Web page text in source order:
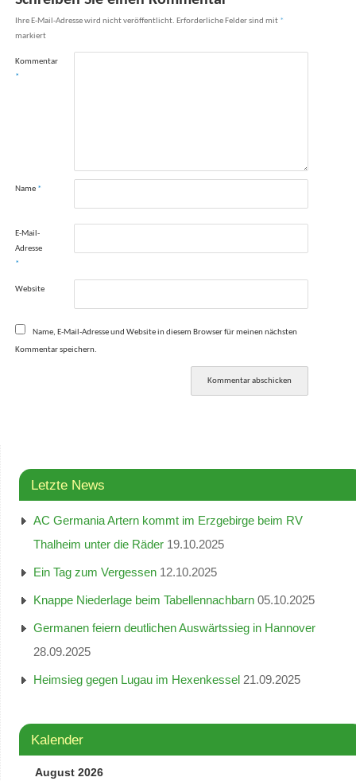
Ihre E-Mail-Adresse wird nicht veröffentlicht. Erforderliche Felder sind mit *
markiert
Kommentar
*
Name *
E-Mail-
Adresse
*
Website
Name, E-Mail-Adresse und Website in diesem Browser für meinen nächsten
Kommentar speichern.
Letzte News
AC Germania Artern kommt im Erzgebirge beim RV
Thalheim unter die Räder 19.10.2025
Ein Tag zum Vergessen 12.10.2025
Knappe Niederlage beim Tabellennachbarn 05.10.2025
Germanen feiern deutlichen Auswärtssieg in Hannover
28.09.2025
Heimsieg gegen Lugau im Hexenkessel 21.09.2025
Kalender
August 2026